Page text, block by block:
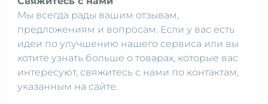
Мы всегда рады вашим отзывам,
предложениям и вопросам. Если у вас есть
идеи по улучшению нашего сервиса или вы
хотите узнать больше о товарах, которые вас
интересуют, свяжитесь с нами по контактам,
указанным на сайте.